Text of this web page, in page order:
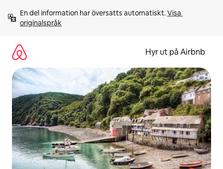
innehåll
En del information har översatts automatiskt. Visa
originalspråk
Hyr ut på Airbnb